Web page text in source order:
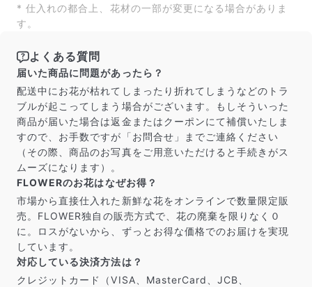
* 仕入れの都合上、花材の一部が変更になる場合がありま
す。
よくある質問
届いた商品に問題があったら？
配送中にお花が枯れてしまったり折れてしまうなどのトラ
ブルが起こってしまう場合がございます。もしそういった
商品が届いた場合は返金またはクーポンにて補償いたしま
すので、お手数ですが「お問合せ」までご連絡ください
（その際、商品のお写真をご用意いただけると手続きがス
ムーズになります）。
FLOWERのお花はなぜお得？
市場から直接仕入れた新鮮な花をオンラインで数量限定販
売。FLOWER独自の販売方式で、花の廃棄を限りなく０
に。ロスがないから、ずっとお得な価格でのお届けを実現
しています。
対応している決済方法は？
クレジットカード（VISA、MasterCard、JCB、